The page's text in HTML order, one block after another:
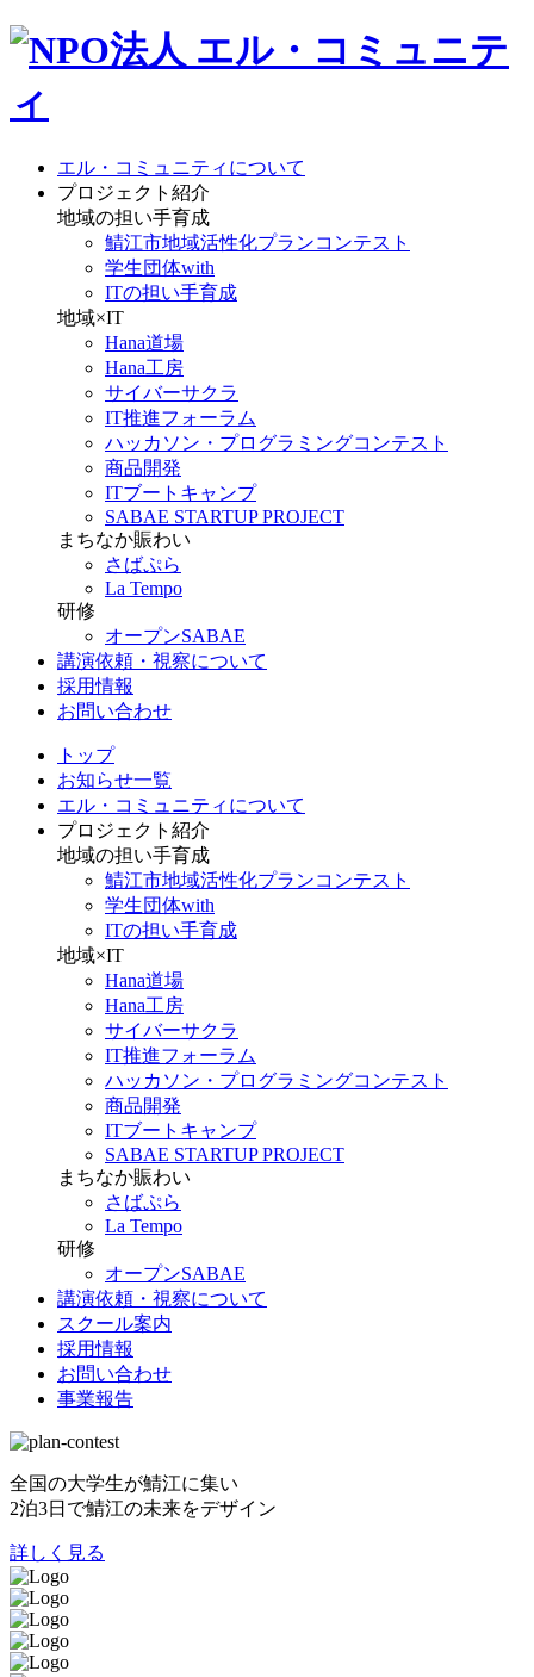
エル・コミュニティについて
プロジェクト紹介
地域の担い手育成
鯖江市地域活性化プランコンテスト
学生団体with
ITの担い手育成
地域×IT
Hana道場
Hana工房
サイバーサクラ
IT推進フォーラム
ハッカソン・プログラミングコンテスト
商品開発
ITブートキャンプ
SABAE STARTUP PROJECT
まちなか賑わい
さばぷら
La Tempo
研修
オープンSABAE
講演依頼・視察について
採用情報
お問い合わせ
トップ
お知らせ一覧
エル・コミュニティについて
プロジェクト紹介
地域の担い手育成
鯖江市地域活性化プランコンテスト
学生団体with
ITの担い手育成
地域×IT
Hana道場
Hana工房
サイバーサクラ
IT推進フォーラム
ハッカソン・プログラミングコンテスト
商品開発
ITブートキャンプ
SABAE STARTUP PROJECT
まちなか賑わい
さばぷら
La Tempo
研修
オープンSABAE
講演依頼・視察について
スクール案内
採用情報
お問い合わせ
事業報告
全国の大学生が鯖江に集い
2泊3日で鯖江の未来をデザイン
詳しく見る